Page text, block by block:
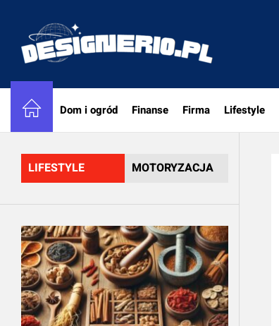
content
Dom i ogród Finanse Firma Lifestyle
LIFESTYLE MOTORYZACJA